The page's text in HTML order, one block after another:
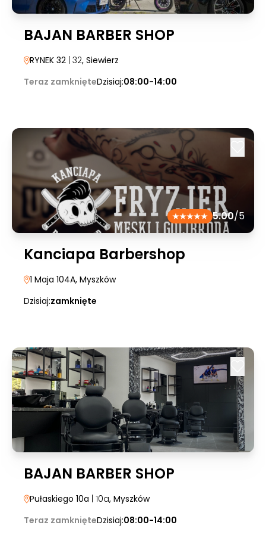
BAJAN BARBER SHOP
RYNEK 32 | 32, Siewierz
Teraz zamknięteDzisiaj:08:00-14:00
5.00/5
Kanciapa Barbershop
1 Maja 104A, Myszków
Dzisiaj:zamknięte
BAJAN BARBER SHOP
Pułaskiego 10a | 10a, Myszków
Teraz zamknięteDzisiaj:08:00-14:00